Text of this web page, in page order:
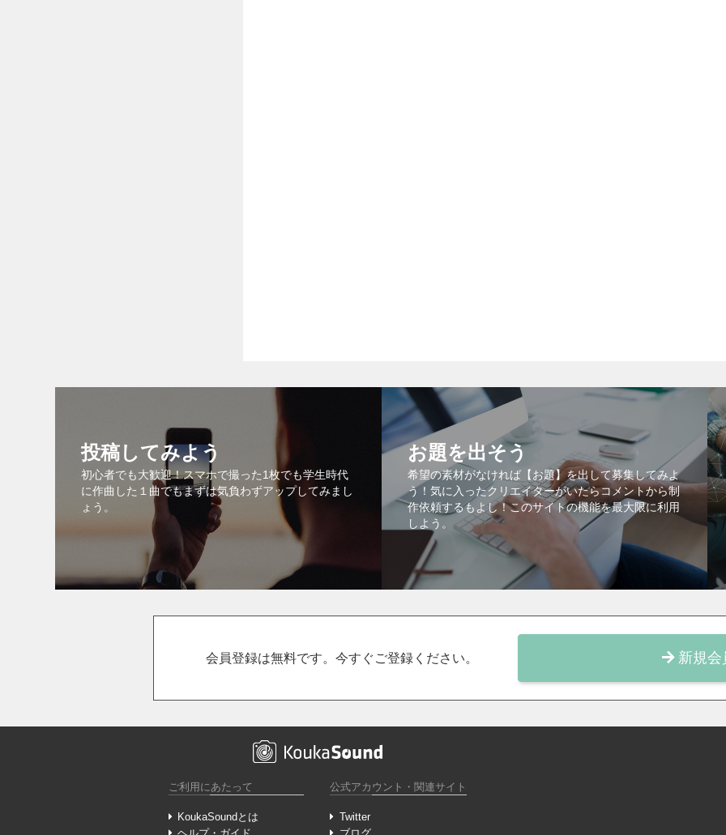
投稿してみよう
初心者でも大歓迎！スマホで撮った1枚でも学生時代
に作曲した１曲でもまずは気負わずアップしてみまし
ょう。
お題を出そう
希望の素材がなければ【お題】を出して募集してみよ
う！気に入ったクリエイターがいたらコメントから制
作依頼するもよし！このサイトの機能を最大限に利用
しよう。
会員登録は無料です。今すぐご登録ください。 新規会
ご利用にあたって
KoukaSoundとは
公式アカウント・関連サイト
Twitter